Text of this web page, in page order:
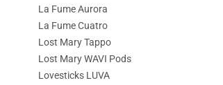
La Fume Aurora
La Fume Cuatro
Lost Mary Tappo
Lost Mary WAVI Pods
Lovesticks LUVA